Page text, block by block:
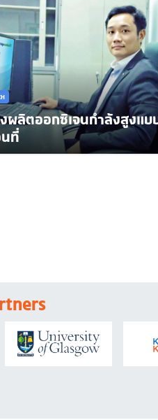
ผลิตออกซิเจนกำลังสูงแบ
นที่